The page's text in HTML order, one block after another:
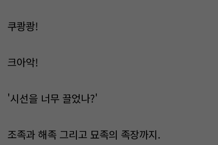
쿠쾅쾅!
크아악!
'시선을 너무 끌었나?'
조족과 해족 그리고 묘족의 족장까지.